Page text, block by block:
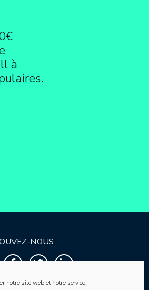
notre site web et notre service.
à
NOUS